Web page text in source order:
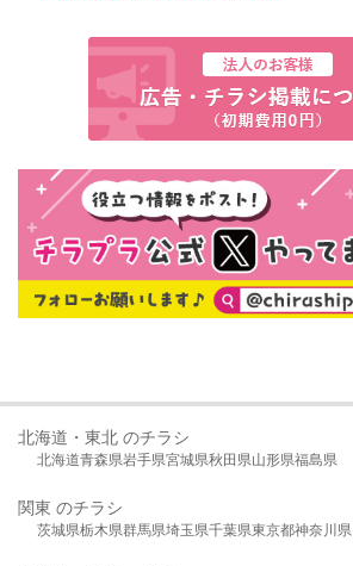
北海道・東北 のチラシ
北海道青森県岩手県宮城県秋田県山形県福島県
関東 のチラシ
茨城県栃木県群馬県埼玉県千葉県東京都神奈川県